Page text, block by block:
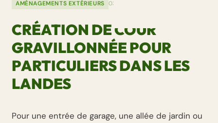
AMÉNAGEMENTS EXTÉRIEURS 03 mars 2026
CRÉATION DE COUR
GRAVILLONNÉE POUR
PARTICULIERS DANS LES
LANDES
Pour une entrée de garage, une allée de jardin ou